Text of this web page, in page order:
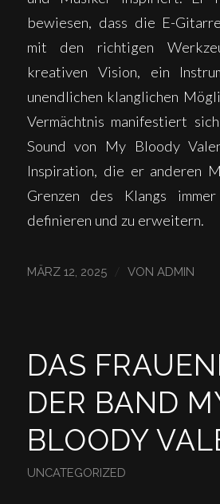
bewiesen, dass die E-
mit den richtigen
kreativen Vision, ein
unendlichen klanglichen
Vermächtnis manifestiert
Sound von My Bloody
Inspiration, die er anderen
Grenzen des Klangs
definieren und zu erweitern.
MÄRZ 12, 2025 VON ADMIN
DAS
DER BAND
BLOODY
UNCATEGORIZED